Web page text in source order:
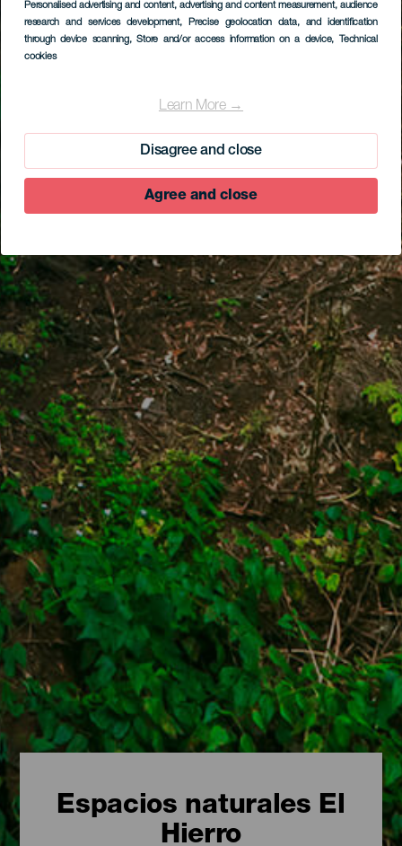
Personalised advertising and content, advertising and content measurement, audience
research and services development, Precise geolocation data, and identification
through device scanning, Store and/or access information on a device, Technical
cookies
Learn More →
Disagree and close
Agree and close
Espacios naturales El
Hierro